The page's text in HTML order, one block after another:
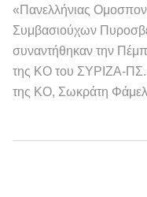
«Πανελλήνιας
Συμβασιούχων
συναντήθηκαν την
της ΚΟ του ΣΥΡΙΖΑ-
της ΚΟ, Σωκράτη